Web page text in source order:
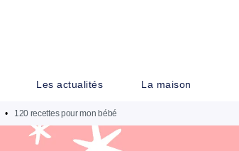
Les actualités La maison
• 120 recettes pour mon bébé